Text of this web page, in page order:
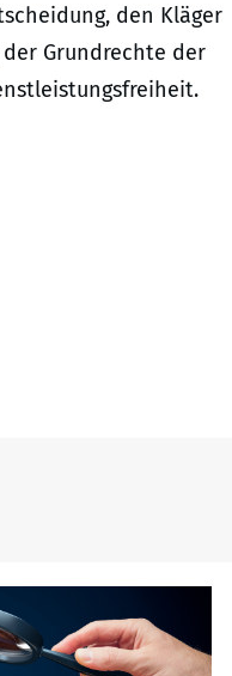
den Kläger
Grundrechte der